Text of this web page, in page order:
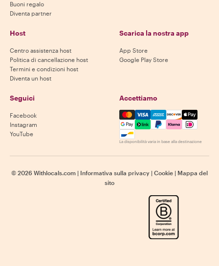
Buoni regalo
Diventa partner
Host
Centro assistenza host
Politica di cancellazione host
Termini e condizioni host
Diventa un host
Scarica la nostra app
App Store
Google Play Store
Seguici
Facebook
Instagram
YouTube
Accettiamo
Mastercard, Visa, Amex,
La disponibilità varia in base alla destinazione
© 2026 Withlocals.com | Informativa sulla privacy | Cookie | Mappa del
sito